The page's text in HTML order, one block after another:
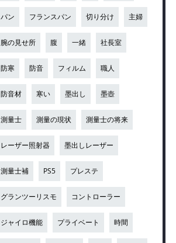
パン フランスパン 切り分け 主婦
腕の見せ所 腹 一緒 社長室
防寒 防音 フィルム 職人
防音材 寒い 墨出し 墨壺
測量士 測量の現状 測量士の将来
レーザー照射器 墨出しレーザー
測量士補 PS5 プレステ
グランツーリスモ コントローラー
ジャイロ機能 プライベート 時間